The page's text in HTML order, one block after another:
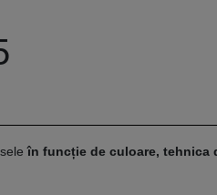
în funcție de culoare, tehnica